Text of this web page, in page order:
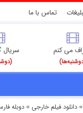
تماس با ما
می کنم
دانلود فیلم خارجی » دوبله